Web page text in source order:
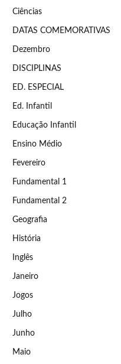
Ciências
DATAS COMEMORATIVAS
Dezembro
DISCIPLINAS
ED. ESPECIAL
Ed. Infantil
Educação Infantil
Ensino Médio
Fevereiro
Fundamental 1
Fundamental 2
Geografia
História
Inglês
Janeiro
Jogos
Julho
Junho
Maio